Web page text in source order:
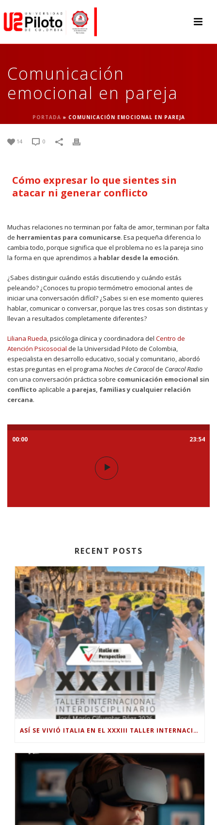
Comunicación
emocional en pareja
PORTADA » COMUNICACIÓN EMOCIONAL EN PAREJA
14 0
Cómo expresar lo que sientes sin
atacar ni generar conflicto
Muchas relaciones no terminan por falta de amor, terminan por falta
de herramientas para comunicarse. Esa pequeña diferencia lo
cambia todo, porque significa que el problema no es la pareja sino
la forma en que aprendimos a hablar desde la emoción.
¿Sabes distinguir cuándo estás discutiendo y cuándo estás
peleando? ¿Conoces tu propio termómetro emocional antes de
iniciar una conversación difícil? ¿Sabes si en ese momento quieres
hablar, comunicar o conversar, porque las tres cosas son distintas y
llevan a resultados completamente diferentes?
Liliana Rueda, psicóloga clínica y coordinadora del Centro de
Atención Psicosocial de la Universidad Piloto de Colombia,
especialista en desarrollo educativo, social y comunitario, abordó
estas preguntas en el programa Noches de Caracolde Caracol Radio
con una conversación práctica sobre comunicación emocional sin
conflicto aplicable a parejas, familias y cualquier relación
cercana.
00:00 23:54
RECENT POSTS
ASÍ SE VIVIÓ ITALIA EN EL XXXIII TALLER INTERNACIONAL INTERDISCIPLINAR